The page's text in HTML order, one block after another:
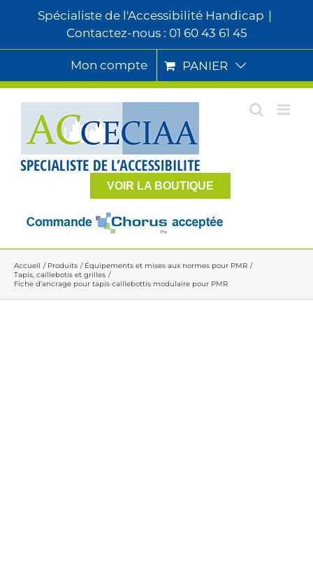
Spécialiste de l'Accessibilité Handicap |
Contactez-nous : 01 60 43 61 45
Mon compte PANIER
VOIR LA BOUTIQUE
Accueil Produits
Équipements et mises aux normes pour PMR
Tapis, caillebotis et grilles
Fiche d’ancrage pour tapis caillebottis modulaire pour PMR